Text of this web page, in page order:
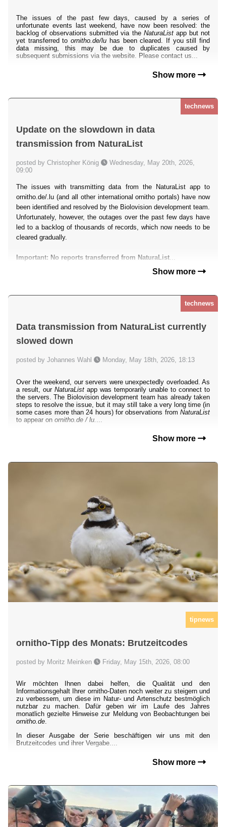
The issues of the past few days, caused by a series of
unfortunate events last weekend, have now been resolved: the
backlog of observations submitted via the NaturaList app but not
yet transferred toornitho.de/lu has been cleared. If you still find
data missing, this may be due to duplicates caused by
subsequent submissions via the website. Please contact us...
Show more
technews
Update on the slowdown in data
transmission from NaturaList
posted by Christopher König
Wednesday, May 20th, 2026,
09:00
The issues with transmitting data from the NaturaList app to
ornitho.de/.lu (and all other international ornitho portals) have now
been identified and resolved by the Biolovision development team.
Unfortunately, however, the outages over the past few days have
led to a backlog of thousands of records, which now needs to be
cleared gradually.
Important: No reports transferred from NaturaList...
Show more
technews
Data transmission from NaturaList currently
slowed down
posted by Johannes Wahl Monday, May 18th, 2026, 18:13
Over the weekend, our servers were unexpectedly overloaded. As
a result, our NaturaList app was temporarily unable to connect to
the servers. The Biolovision development team has already taken
steps to resolve the issue, but it may still take a very long time (in
some cases more than 24 hours) for observations from NaturaList
to appear on ornitho.de / lu.
Show more
tipnews
ornitho-Tipp des Monats: Brutzeitcodes
posted by Moritz Meinken Friday, May 15th, 2026, 08:00
Wir möchten Ihnen dabei helfen, die Qualität und den
Informationsgehalt Ihrer ornitho-Daten noch weiter zu steigern und
zu verbessern, um diese im Natur- und Artenschutz bestmöglich
nutzbar zu machen. Dafür geben wir im Laufe des Jahres
monatlich gezielte Hinweise zur Meldung von Beobachtungen bei
ornitho.de.
In dieser Ausgabe der Serie beschäftigen wir uns mit den
Brutzeitcodes und ihrer Vergabe....
Show more